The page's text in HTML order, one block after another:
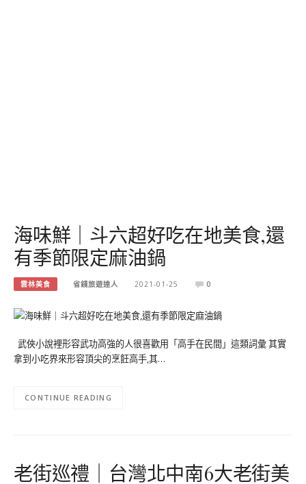
海味鮮｜斗六超好吃在地美食,還
有季節限定麻油鍋
雲林美食 省錢旅遊達人 2021-01-25 0
武俠小說裡形容武功高強的人很喜歡用「高手在民間」這類詞彙 其實
拿到小吃界來形容頂尖的烹飪高手,其…
CONTINUE READING
老街巡禮｜台灣北中南6大老街美